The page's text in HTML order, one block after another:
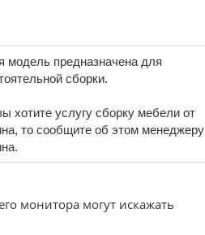
модель предназначена для
сборки.
хотите услугу сборку мебели от
то сообщите об этом менеджеру
монитора могут искажать